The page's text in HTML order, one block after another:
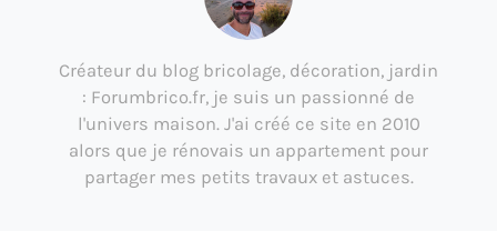
Créateur du blog bricolage, décoration, jardin
: Forumbrico.fr, je suis un passionné de
l'univers maison. J'ai créé ce site en 2010
alors que je rénovais un appartement pour
partager mes petits travaux et astuces.